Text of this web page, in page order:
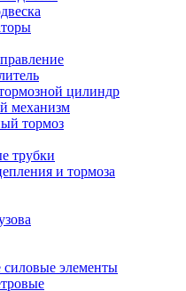
цилиндр
механизм
тормоз
трубки
и тормоза
силовые элементы